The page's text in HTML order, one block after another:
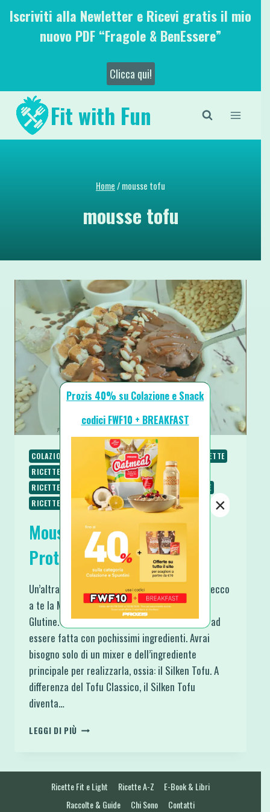
SaltaIscriviti alla Newletter e Ricevi gratis il mio
nuovo PDF “Fragole & BenEssere”
Clicca qui!
Fit with Fun
Home/mousse tofu
mousse tofu
COLAZIONE PIATTI FREDDI PIATTI VELOCI
RICETTE
RICETTE DOLCI
RICETTE PROTEICHE
RICETTE SENZA COTTURA
RICETTE SENZA GLUTINE
RICETTE VEGANE
RICETTE VEGETARIANE
Mousse al Caffè Vegan
Proteica Senza Glutine
Un’altra idea per colazioni o merende fredde, ecco
a te la Mousse al Caffè Vegan Proteica Senza
Glutine. Mi è piaciuta davvero un casino oltre ad
essere fatta con pochissimi ingredienti. Avrai
bisogno solo di un mixer e dell’ingrediente
principale per realizzarla, ossia: il Silken Tofu. A
differenza del Tofu Classico, il Silken Tofu
diventa…
LEGGI DI PIÙ MOUSSE
SENZA
GLUTINE
Ricette Fit e Light Ricette A-Z
E-Book & Libri
Raccolte & Guide
Chi Sono Contatti
Prozis 40% su Colazione e Snack
codici FWF10 + BREAKFAST
×